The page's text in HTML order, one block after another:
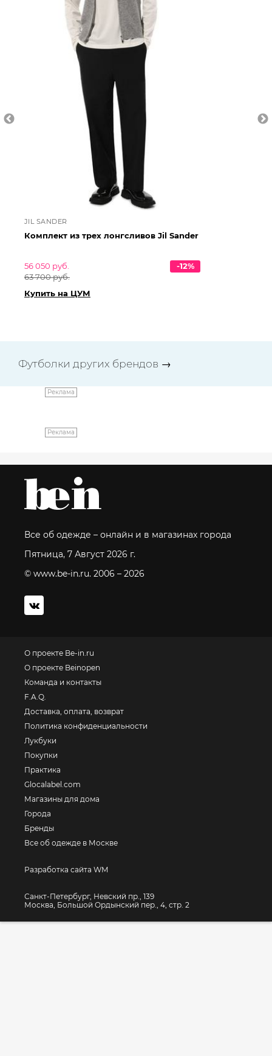
JIL SANDER
Комплект из трех лонгсливов Jil Sander
56 050 руб.
63 700 руб.
-12%
Купить на ЦУМ
Футболки других брендов →
Реклама
Реклама
Все об одежде – онлайн и в магазинах города
Пятница, 7 Август 2026 г.
© www.be-in.ru. 2006 – 2026
О проекте Be-in.ru
О проекте Beinopen
Команда и контакты
F.A.Q.
Доставка, оплата, возврат
Политика конфиденциальности
Лукбуки
Покупки
Практика
Glocalabel.com
Магазины для дома
Города
Бренды
Все об одежде в Москве
Разработка сайта WM
Санкт-Петербург, Невский пр., 139
Москва, Большой Ордынский пер., 4, стр. 2